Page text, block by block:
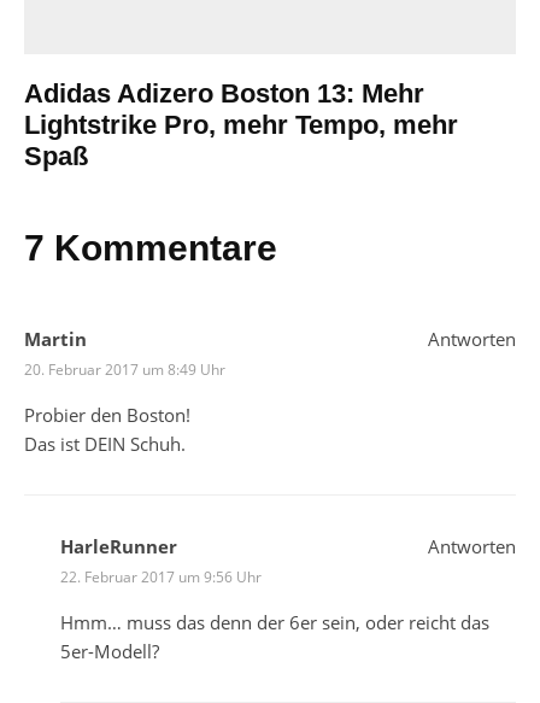
Adidas Adizero Boston 13: Mehr
Lightstrike Pro, mehr Tempo, mehr
Spaß
7 Kommentare
Martin
20. Februar 2017 um 8:49 Uhr
Probier den Boston!
Das ist DEIN Schuh.
Antworten
HarleRunner
22. Februar 2017 um 9:56 Uhr
Hmm… muss das denn der 6er sein, oder reicht das
5er-Modell?
Antworten